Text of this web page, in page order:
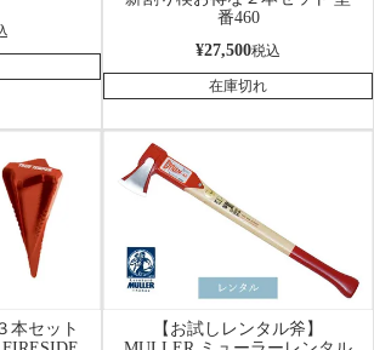
番460
¥27,500税込
在庫切れ
本セット
【お試しレンタル斧】